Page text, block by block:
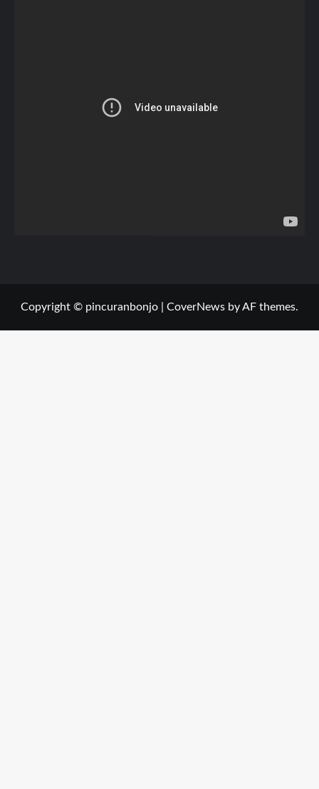
Copyright © pincuranbonjo CoverNews by AF themes.